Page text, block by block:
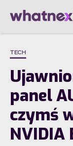
TECH
panel
czymś
NVIDIA